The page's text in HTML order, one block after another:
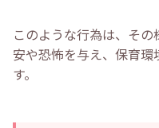
このような行為は、その
安や恐怖を与え、保育環
す。